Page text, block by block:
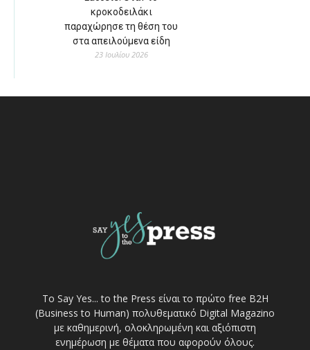
κροκοδειλάκι
παραχώρησε τη θέση του
στα απειλούμενα είδη
23 Ιουλίου 2026
Το Say Yes... to the Press είναι το πρώτο free Β2Η
(Business to Human) πολυθεματικό Digital Magazino
με καθημερινή, ολοκληρωμένη και αξιόπιστη
ενημέρωση με θέματα που αφορούν όλους.